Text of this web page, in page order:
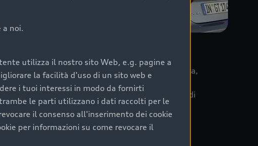
entro la data di immatricolazione della vettura,
Premium Care. Scopri i cinque diversi livelli di
secondo le tabelle manutenzione di
a noi.
utilizza il nostro sito Web, e.g. pagine a
la facilità d'uso di un sito web e
i tuoi interessi in modo da fornirti
le parti utilizzano i dati raccolti per le
il consenso all'inserimento dei cookie
per informazioni su come revocare il